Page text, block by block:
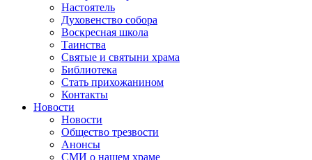
Настоятель
Духовенство собора
Воскресная школа
Таинства
Святые и святыни храма
Библиотека
Стать прихожанином
Контакты
Новости
Новости
Общество трезвости
Анонсы
СМИ о нашем храме